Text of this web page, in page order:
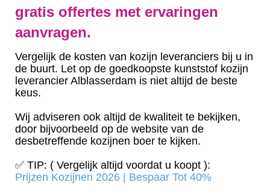
gratis offertes met ervaringen
aanvragen.
Vergelijk de kosten van kozijn leveranciers bij u in
de buurt. Let op de goedkoopste kunststof kozijn
leverancier Alblasserdam is niet altijd de beste
keus.
Wij adviseren ook altijd de kwaliteit te bekijken,
door bijvoorbeeld op de website van de
desbetreffende kozijnen boer te kijken.
✅ TIP: ( Vergelijk altijd voordat u koopt ):
Prijzen Kozijnen 2026 | Bespaar Tot 40%‎